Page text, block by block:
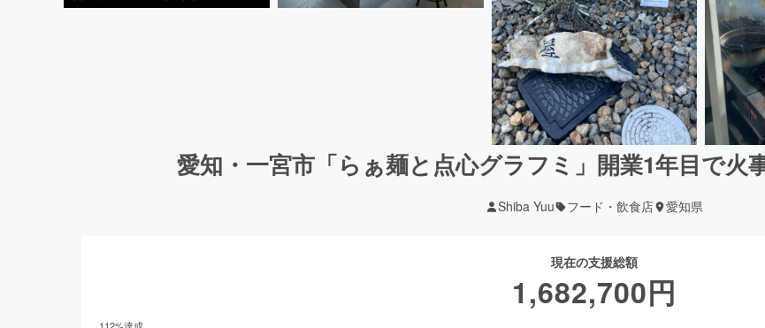
愛知・一宮市「らぁ麺と点心グラフミ」開業1年目で火
Shiba Yuu フード・飲食店 愛知県
現在の支援総額
1,682,700円